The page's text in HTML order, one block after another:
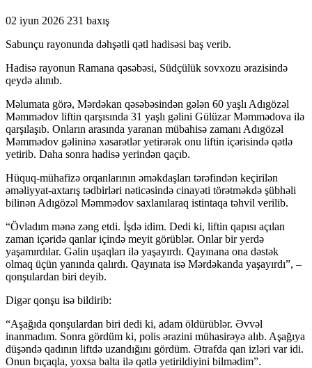
02 iyun 2026 231 baxış
Sabunçu rayonunda dəhşətli qətl hadisəsi baş verib.
Hadisə rayonun Ramana qəsəbəsi, Südçülük sovxozu ərazisində
qeydə alınıb.
Məlumata görə, Mərdəkan qəsəbəsindən gələn 60 yaşlı Adıgözəl
Məmmədov liftin qarşısında 31 yaşlı gəlini Gülüzar Məmmədova ilə
qarşılaşıb. Onların arasında yaranan mübahisə zamanı Adıgözəl
Məmmədov gəlininə xəsarətlər yetirərək onu liftin içərisində qətlə
yetirib. Daha sonra hadisə yerindən qaçıb.
Hüquq-mühafizə orqanlarının əməkdaşları tərəfindən keçirilən
əməliyyat-axtarış tədbirləri nəticəsində cinayəti törətməkdə şübhəli
bilinən Adıgözəl Məmmədov saxlanılaraq istintaqa təhvil verilib.
“Övladım mənə zəng etdi. İşdə idim. Dedi ki, liftin qapısı açılan
zaman içəridə qanlar içində meyit görüblər. Onlar bir yerdə
yaşamırdılar. Gəlin uşaqları ilə yaşayırdı. Qayınana ona dəstək
olmaq üçün yanında qalırdı. Qayınata isə Mərdəkanda yaşayırdı”, –
qonşulardan biri deyib.
Digər qonşu isə bildirib:
“Aşağıda qonşulardan biri dedi ki, adam öldürüblər. Əvvəl
inanmadım. Sonra gördüm ki, polis ərazini mühasirəyə alıb. Aşağıya
düşəndə qadının liftdə uzandığını gördüm. Ətrafda qan izləri var idi.
Onun bıçaqla, yoxsa balta ilə qətlə yetirildiyini bilmədim”.